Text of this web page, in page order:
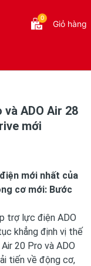
0
Giỏ hàng
ADO Air 28
mới
mới nhất của
cơ mới: Bước
trợ lực điện ADO
khẳng định vị thế
20 Pro và ADO
tiến về động cơ,